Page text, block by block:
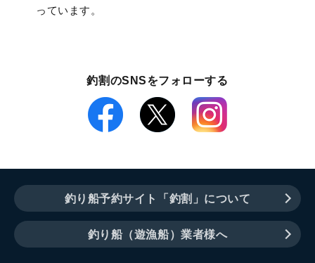
っています。
釣割のSNSをフォローする
釣り船予約サイト「釣割」について
釣り船（遊漁船）業者様へ